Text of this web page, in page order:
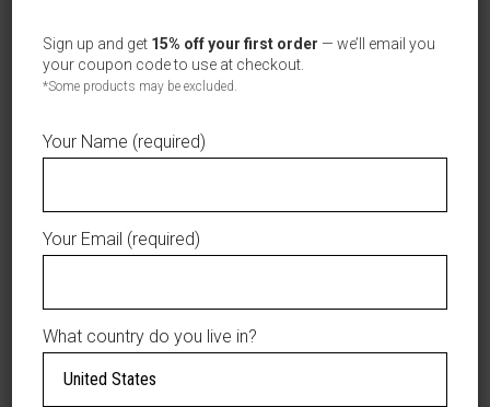
Grand total $99.99
CIBAO
BLACK/GOLD
ARRIETA
quantity
ADDITIONAL
INFORMATION
Sign up and get 15% off your first order — we’ll email you
your coupon code to use at checkout.
*Some products may be excluded.
Your Name (required)
Your Email (required)
What country do you live in?